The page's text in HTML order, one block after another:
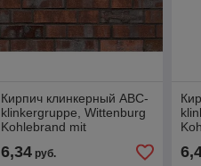
Кирпич клинкерный ABC-
klinkergruppe, Wittenburg
Kohlebrand mit
6,34руб.